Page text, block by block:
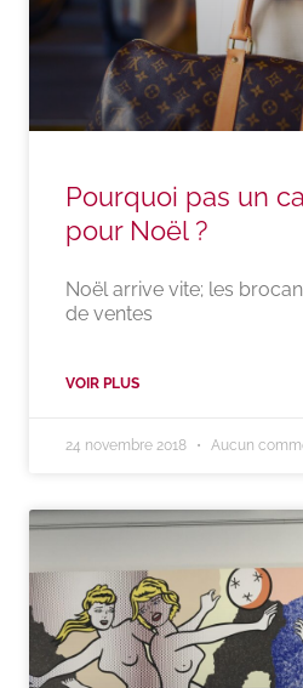
Pourquoi pas un
pour Noël ?
Noël arrive vite; les
de ventes
VOIR PLUS
24 novembre 2018 Aucun